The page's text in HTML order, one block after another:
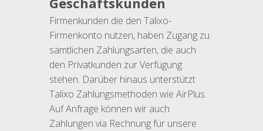
Firmenkunden die den Talixo-
Firmenkonto nutzen, haben Zugang zu
sämtlichen Zahlungsarten, die auch
den Privatkunden zur Verfügung
stehen. Darüber hinaus unterstützt
Talixo Zahlungsmethoden wie AirPlus.
Auf Anfrage können wir auch
Zahlungen via Rechnung für unsere